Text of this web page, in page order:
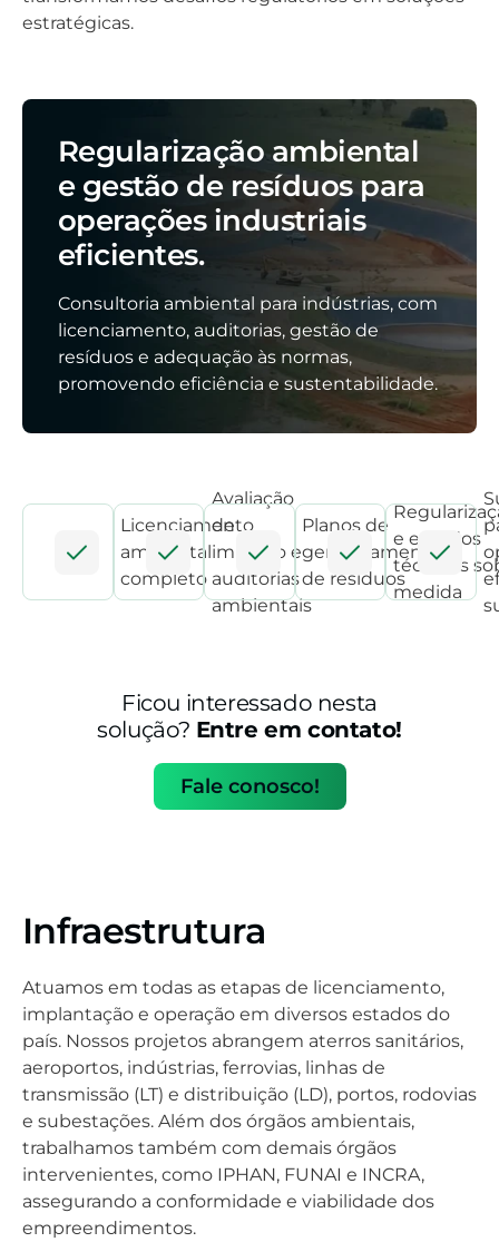
estratégicas.
Regularização ambiental
e gestão de resíduos para
operações industriais
eficientes.
Consultoria ambiental para indústrias, com
licenciamento, auditorias, gestão de
resíduos e adequação às normas,
promovendo eficiência e sustentabilidade.
Licenciamento
ambiental
completo
Avaliação
de
impacto e
auditorias
ambientais
Planos de
gerenciamento
de resíduos
e estudos
técnicos
medida
Ficou interessado nesta
solução? Entre em contato!
Fale conosco!
Infraestrutura
Atuamos em todas as etapas de licenciamento,
implantação e operação em diversos estados do
país. Nossos projetos abrangem aterros sanitários,
aeroportos, indústrias, ferrovias, linhas de
transmissão (LT) e distribuição (LD), portos, rodovias
e subestações. Além dos órgãos ambientais,
trabalhamos também com demais órgãos
intervenientes, como IPHAN, FUNAI e INCRA,
assegurando a conformidade e viabilidade dos
empreendimentos.